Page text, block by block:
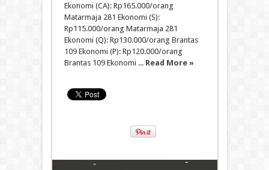
Ekonomi (CA): Rp165.000/orang
Matarmaja 281 Ekonomi (S):
Rp115.000/orang Matarmaja 281
Ekonomi (Q): Rp130.000/orang Brantas
109 Ekonomi (P): Rp120.000/orang
Brantas 109 Ekonomi ... Read More »